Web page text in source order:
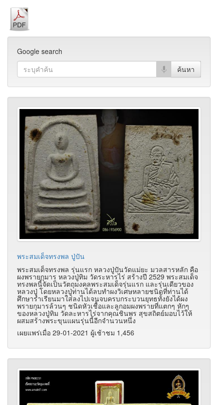
Google search
พระสมเด็จทรงพล ปู่ปัน
พระสมเด็จทรงพล รุ่นแรก หลวงปู่ปันวัดแม่ยะ มวลสารหลัก คือ
ผงพรายกุมาร หลวงปู่ทิม วัดระหารไร่ สร้างปี 2529 พระสมเด็จ
ทรงพลนี้จัดเป็นวัตถุมงคลพระสมเด็จรุ่นแรก และรุ่นเดียวของ
หลวงปู่ โดยหลวงปู่ท่านได้ลบทำผงวิเศษหลายชนิดที่ท่านได้
ศึกษาร่ำเรียนมาใส่ลงไปเจนจบครบกระบวนยุทธทั้งยังได้ผง
พรายกุมารล้วนๆ ชนิดหัวเชื้อและลูกอมผงพรายที่แตกๆ หักๆ
ของหลวงปู่ทิม วัดละหารไร่จากคุณชินพร สุขสถิตย์มอบไว้ให้
ผสมสร้างพระขุนแผนรุ่นนี้อีกจำนวนหนึ่ง
เผยแพร่เมื่อ 29-01-2021 ผู้เช้าชม 1,456